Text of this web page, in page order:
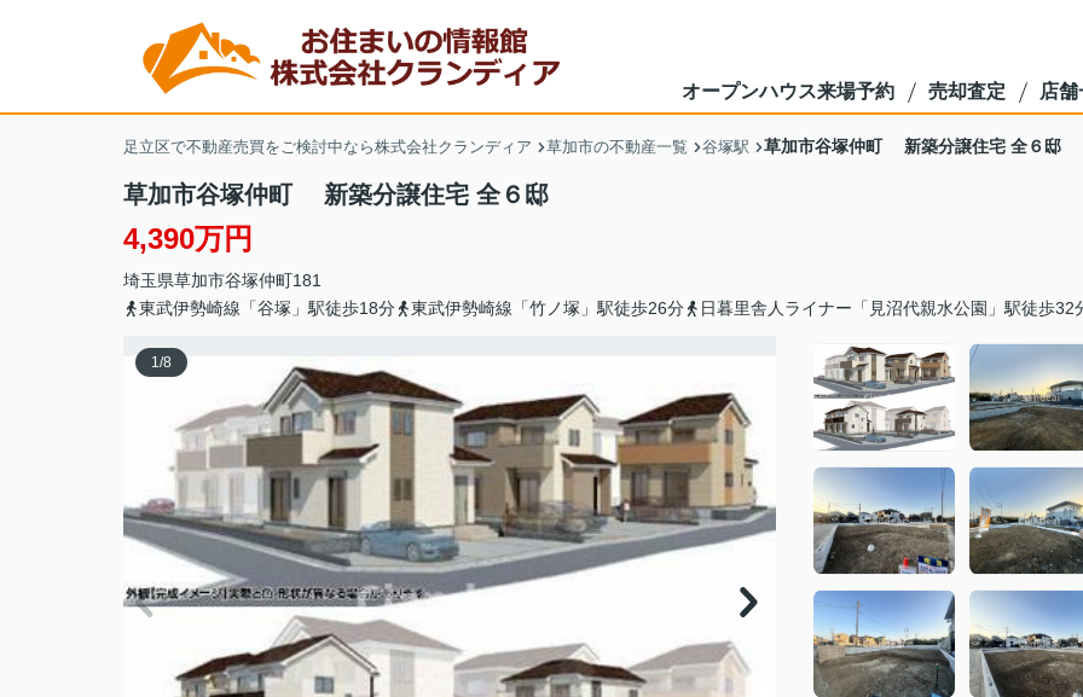
オープンハウス来場予約 売却査定 店舗
足立区で不動産売買をご検討中なら株式会社クランディア 草加市の不動産一覧 谷塚駅 草加市谷塚仲町 新築分譲住宅 全６邸
草加市谷塚仲町 新築分譲住宅 全６邸
4,390万円
埼玉県草加市谷塚仲町181
東武伊勢崎線「谷塚」駅徒歩18分
東武伊勢崎線「竹ノ塚」駅徒歩26分 日暮里舎人ライナー「見沼代親水公園」駅徒歩32
1/8